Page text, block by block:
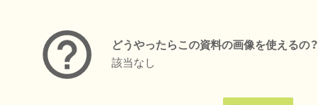
どうやったらこの資料の画像を使えるの？
該当なし